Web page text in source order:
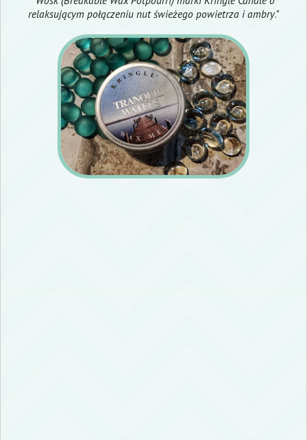
relaksującym połączeniu nut świeżego powietrza i ambry."